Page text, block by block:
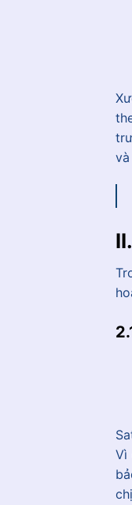
Vì